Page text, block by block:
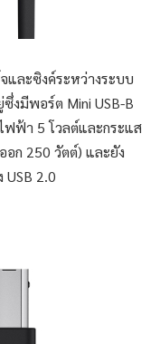
และซิงค์ระหว่างระบบ
งมีพอร์ต Mini USB-B
ฟฟ้า 5 โวลต์และกระแส
ก 250 วัตต์) และยัง
USB 2.0